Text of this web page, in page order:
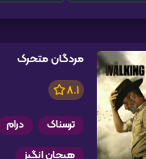
مردگان متحرک
8.1
ترسناک
درام
هیجان انگیز